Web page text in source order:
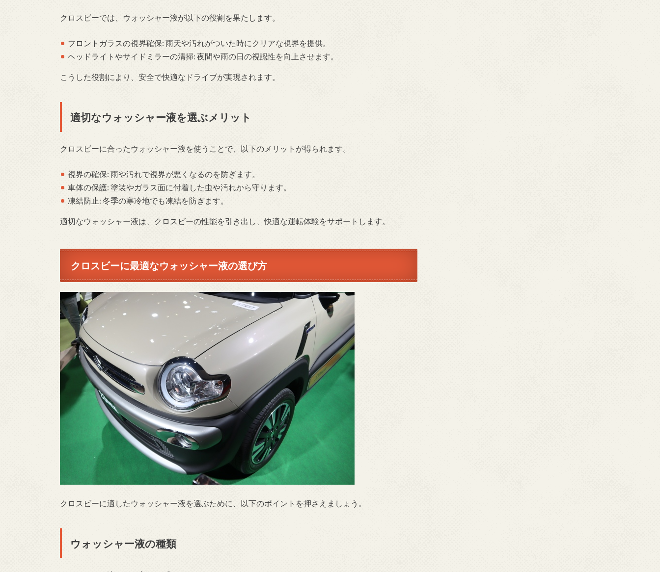
クロスビーでは、ウォッシャー液が以下の役割を果たします。
フロントガラスの視界確保: 雨天や汚れがついた時にクリアな視界を提供。
ヘッドライトやサイドミラーの清掃: 夜間や雨の日の視認性を向上させます。
こうした役割により、安全で快適なドライブが実現されます。
適切なウォッシャー液を選ぶメリット
クロスビーに合ったウォッシャー液を使うことで、以下のメリットが得られます。
視界の確保: 雨や汚れで視界が悪くなるのを防ぎます。
車体の保護: 塗装やガラス面に付着した虫や汚れから守ります。
凍結防止: 冬季の寒冷地でも凍結を防ぎます。
適切なウォッシャー液は、クロスビーの性能を引き出し、快適な運転体験をサポートします。
クロスビーに最適なウォッシャー液の選び方
クロスビーに適したウォッシャー液を選ぶために、以下のポイントを押さえましょう。
ウォッシャー液の種類